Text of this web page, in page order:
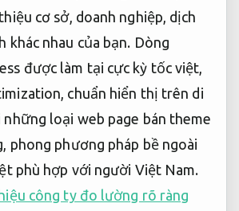
cơ sở, doanh nghiệp, dịch
khác nhau của bạn. Dòng
được làm tại cực kỳ tốc việt,
chuẩn hiển thị trên di
những loại web page bán theme
phong phương pháp bề ngoài
phù hợp với người Việt Nam.
công ty đo lường rõ ràng